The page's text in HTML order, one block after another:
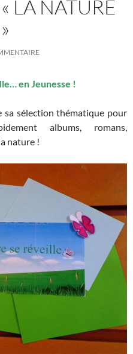
LA NATURE
en Jeunesse !
sa sélection thématique pour
albums, romans,
nature !